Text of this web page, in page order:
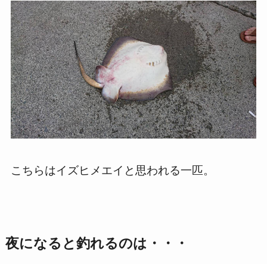
こちらはイズヒメエイと思われる一匹。
夜になると釣れるのは・・・